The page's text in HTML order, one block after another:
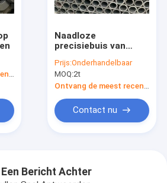
Ontvang de meest recente Prijs
Naadloze
precisiebuis van
geproduceerd met
strikte controle om
consistente OD- en
ID-toleranties voor
prestaties te
behouden
Prijs:Onderhandelbaar
MOQ:2t
Contact nu
Een Bericht Achter